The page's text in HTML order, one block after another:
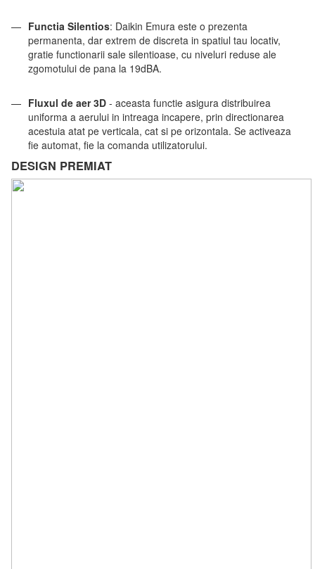
Functia Silentios: Daikin Emura este o prezenta
permanenta, dar extrem de discreta in spatiul tau locativ,
gratie functionarii sale silentioase, cu niveluri reduse ale
zgomotului de pana la 19dBA.
Fluxul de aer 3D - aceasta functie asigura distribuirea
uniforma a aerului in intreaga incapere, prin directionarea
acestuia atat pe verticala, cat si pe orizontala. Se activeaza
fie automat, fie la comanda utilizatorului.
DESIGN PREMIAT